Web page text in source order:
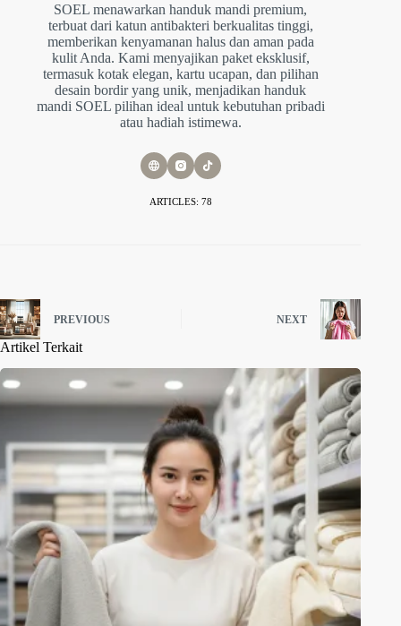
SOEL menawarkan handuk mandi premium,
terbuat dari katun antibakteri berkualitas tinggi,
memberikan kenyamanan halus dan aman pada
kulit Anda. Kami menyajikan paket eksklusif,
termasuk kotak elegan, kartu ucapan, dan pilihan
desain bordir yang unik, menjadikan handuk
mandi SOEL pilihan ideal untuk kebutuhan pribadi
atau hadiah istimewa.
ARTICLES: 78
PREVIOUS NEXT
Artikel Terkait